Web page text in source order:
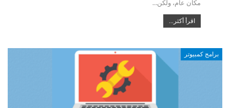
مكان عام، ولكن…
اقرأ أكثر...
برامج كمبيوتر